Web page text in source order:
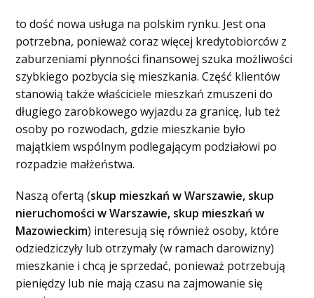
to dość nowa usługa na polskim rynku. Jest ona
potrzebna, ponieważ coraz więcej kredytobiorców z
zaburzeniami płynności finansowej szuka możliwości
szybkiego pozbycia się mieszkania. Część klientów
stanowią także właściciele mieszkań zmuszeni do
długiego zarobkowego wyjazdu za granicę, lub też
osoby po rozwodach, gdzie mieszkanie było
majątkiem wspólnym podlegającym podziałowi po
rozpadzie małżeństwa.
Naszą ofertą (skup mieszkań w Warszawie, skup
nieruchomości w Warszawie, skup mieszkań w
Mazowieckim) interesują się również osoby, które
odziedziczyły lub otrzymały (w ramach darowizny)
mieszkanie i chcą je sprzedać, ponieważ potrzebują
pieniędzy lub nie mają czasu na zajmowanie się